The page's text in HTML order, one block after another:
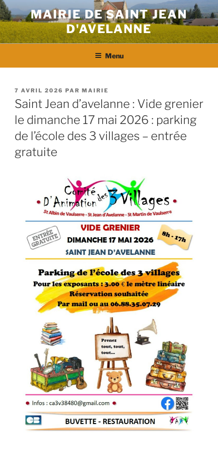
Aller
au
contenu
principal
MAIRIE DE SAINT JEAN
D'AVELANNE
Menu
PUBLIÉ
LE
7 AVRIL 2026 PAR MAIRIE
Saint Jean d’avelanne : Vide grenier
le dimanche 17 mai 2026 : parking
de l’école des 3 villages – entrée
gratuite